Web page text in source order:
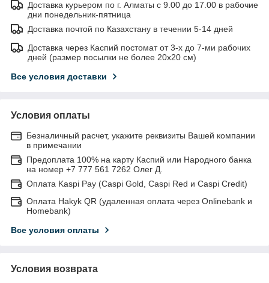
Доставка курьером по г. Алматы с 9.00 до 17.00 в рабочие
дни понедельник-пятница
Доставка почтой по Казахстану в течении 5-14 дней
Доставка через Каспий постомат от 3-х до 7-ми рабочих
дней (размер посылки не более 20х20 см)
Все условия доставки
Условия оплаты
Безналичный расчет, укажите реквизиты Вашей компании
в примечании
Предоплата 100% на карту Каспий или Народного банка
на номер +7 777 561 7262 Олег Д.
Оплата Kaspi Pay (Caspi Gold, Caspi Red и Caspi Credit)
Оплата Hakyk QR (удаленная оплата через Onlinebank и
Homebank)
Все условия оплаты
Условия возврата